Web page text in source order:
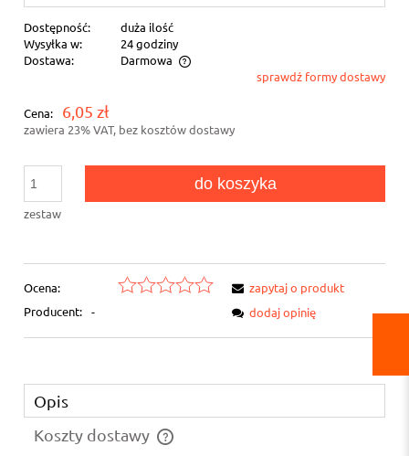
Dostępność:
duża ilość
Wysyłka w:
24 godziny
Dostawa:
Darmowa
Cena nie zawiera ewentualnych kosztów płatnościsprawdź formy dostawy
Cena: 6,05 zł
zawiera 23% VAT, bez kosztów dostawy
zestaw
do koszyka
Ocena:
Producent: -
zapytaj o produkt
dodaj opinię
Opis
Koszty dostawy
Cena nie zawiera ewentualnych kosztów płatności